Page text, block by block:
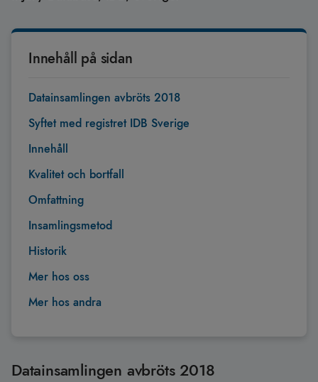
Innehåll på sidan
Datainsamlingen avbröts 2018
Syftet med registret IDB Sverige
Innehåll
Kvalitet och bortfall
Omfattning
Insamlingsmetod
Historik
Mer hos oss
Mer hos andra
Datainsamlingen avbröts 2018